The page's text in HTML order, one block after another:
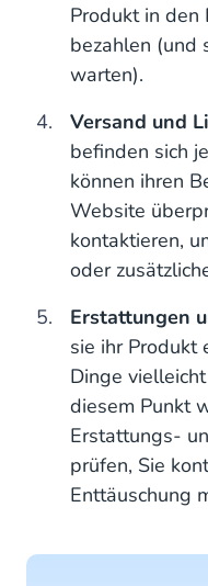
Produkt in den
bezahlen (und
warten).
Versand und
befinden sich
können ihren
Website
kontaktieren,
oder
Erstattungen
sie ihr Produkt
Dinge
diesem Punkt
Erstattungs-
prüfen, Sie
Enttäuschung